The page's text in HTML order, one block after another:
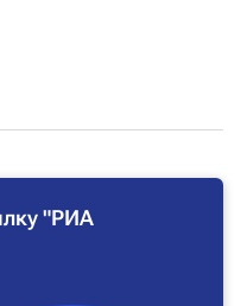
"РИА